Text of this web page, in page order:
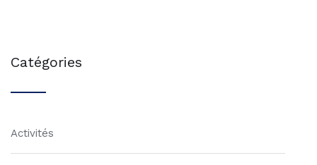
Catégories
Activités